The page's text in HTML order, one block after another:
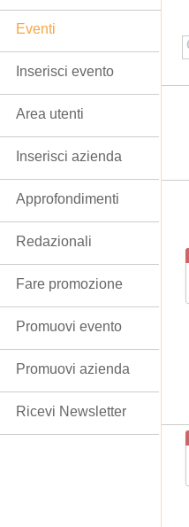
Eventi
Inserisci evento
Area utenti
Inserisci azienda
Approfondimenti
Redazionali
Fare promozione
Promuovi evento
Promuovi azienda
Ricevi Newsletter